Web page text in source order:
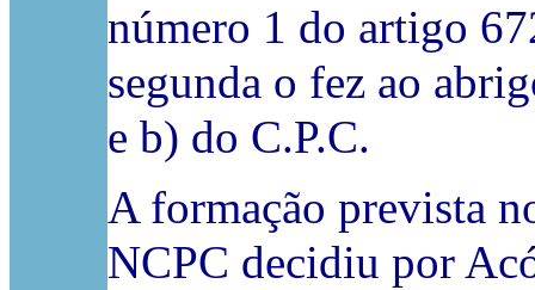
número 1 do artigo
segunda o fez ao
e b) do C.P.C.
A formação prevista
NCPC decidiu por